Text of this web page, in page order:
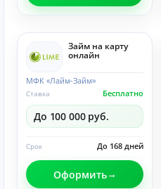
Займ на карту
онлайн
МФК «Лайм-Займ»
Бесплатно
Ставка
До 100 000 руб.
До 168 дней
Срок
Оформить